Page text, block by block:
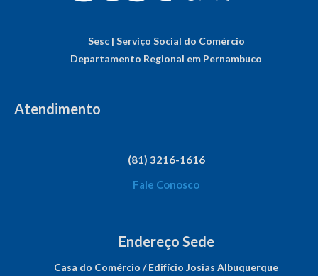
Sesc | Serviço Social do Comércio
Departamento Regional em Pernambuco
Atendimento
(81) 3216-1616
Fale Conosco
Endereço Sede
Casa do Comércio / Edifício Josias Albuquerque